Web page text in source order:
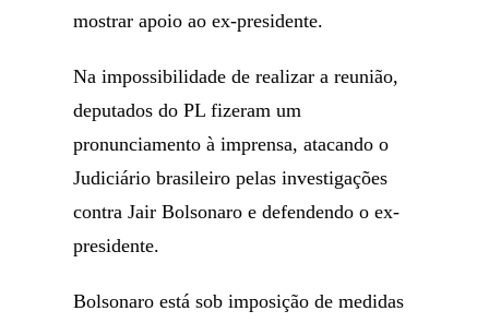
mostrar apoio ao ex-presidente.
Na impossibilidade de realizar a reunião,
deputados do PL fizeram um
pronunciamento à imprensa, atacando o
Judiciário brasileiro pelas investigações
contra Jair Bolsonaro e defendendo o ex-
presidente.
Bolsonaro está sob imposição de medidas